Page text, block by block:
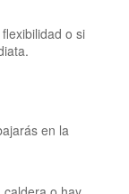
o si
en la